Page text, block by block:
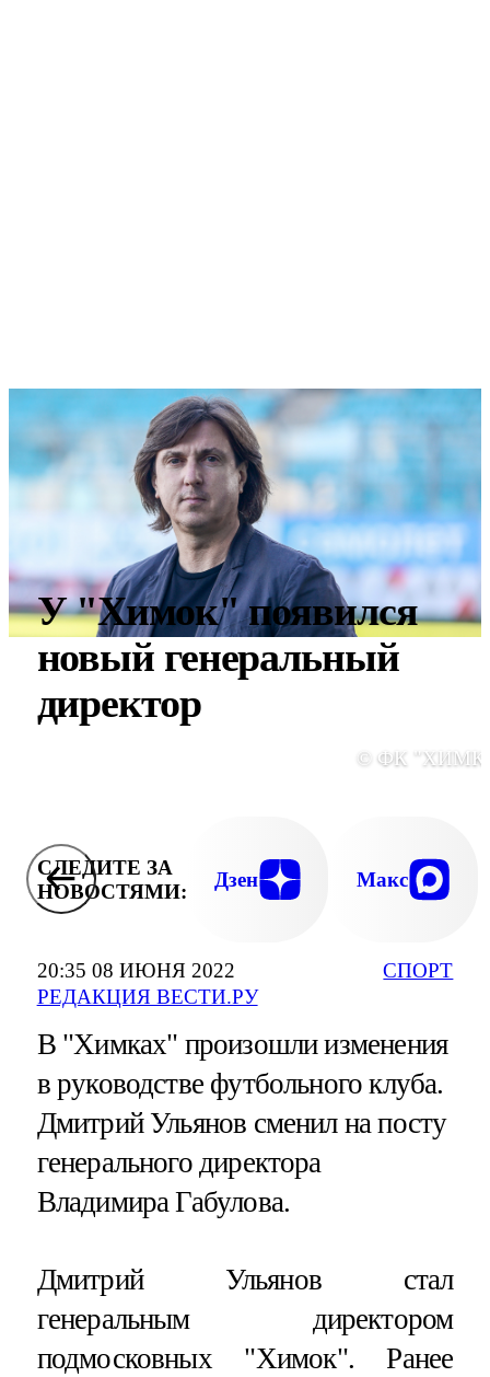
20:35 08 ИЮНЯ 2022
РЕДАКЦИЯ ВЕСТИ.РУ
СПОРТ
У "Химок" появился
новый генеральный
директор
© ФК
СЛЕДИТЕ ЗА
НОВОСТЯМИ:
Дзен Макс
В "Химках" произошли изменения
в руководстве футбольного клуба.
Дмитрий Ульянов сменил на посту
генерального директора
Владимира Габулова.
Дмитрий Ульянов стал
генеральным директором
подмосковных "Химок". Ранее